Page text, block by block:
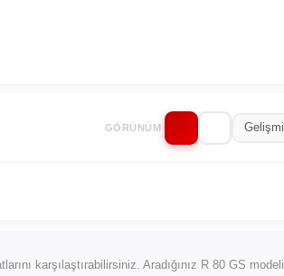
GÖRÜNÜM
karşılaştırabilirsiniz. Aradığınız R 80 GS